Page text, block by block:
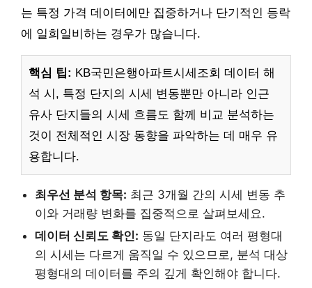
는 특정 가격 데이터에만 집중하거나 단기적인 등락
에 일희일비하는 경우가 많습니다.
핵심 팁: KB국민은행아파트시세조회 데이터 해
석 시, 특정 단지의 시세 변동뿐만 아니라 인근
유사 단지들의 시세 흐름도 함께 비교 분석하는
것이 전체적인 시장 동향을 파악하는 데 매우 유
용합니다.
최우선 분석 항목: 최근 3개월 간의 시세 변동 추
이와 거래량 변화를 집중적으로 살펴보세요.
데이터 신뢰도 확인: 동일 단지라도 여러 평형대
의 시세는 다르게 움직일 수 있으므로, 분석 대상
평형대의 데이터를 주의 깊게 확인해야 합니다.